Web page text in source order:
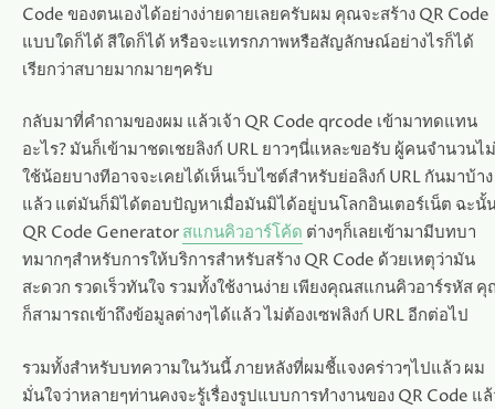
Code ของตนเองได้อย่างง่ายดายเลยครับผม คุณจะสร้าง QR Code
แบบใดก็ได้ สีใดก็ได้ หรือจะแทรกภาพหรือสัญลักษณ์อย่างไรก็ได้
เรียกว่าสบายมากมายๆครับ
กลับมาที่คำถามของผม แล้วเจ้า QR Code qrcode เข้ามาทดแทน
อะไร? มันก็เข้ามาชดเชยลิงก์ URL ยาวๆนี่แหละขอรับ ผู้คนจำนวนไม่
ใช้น้อยบางทีอาจจะเคยได้เห็นเว็บไซต์สำหรับย่อลิงก์ URL กันมาบ้าง
แล้ว แต่มันก็มิได้ตอบปัญหาเมื่อมันมิได้อยู่บนโลกอินเตอร์เน็ต ฉะนั้
QR Code Generatorสแกนคิวอาร์โค้ด ต่างๆก็เลยเข้ามามีบทบา
ทมากๆสำหรับการให้บริการสำหรับสร้าง QR Code ด้วยเหตุว่ามัน
สะดวก รวดเร็วทันใจ รวมทั้งใช้งานง่าย เพียงคุณสแกนคิวอาร์รหัส
ก็สามารถเข้าถึงข้อมูลต่างๆได้แล้ว ไม่ต้องเซฟลิงก์ URL อีกต่อไป
รวมทั้งสำหรับบทความในวันนี้ ภายหลังที่ผมชี้แจงคร่าวๆไปแล้ว ผม
มั่นใจว่าหลายๆท่านคงจะรู้เรื่องรูปแบบการทำงานของ QR Code แ